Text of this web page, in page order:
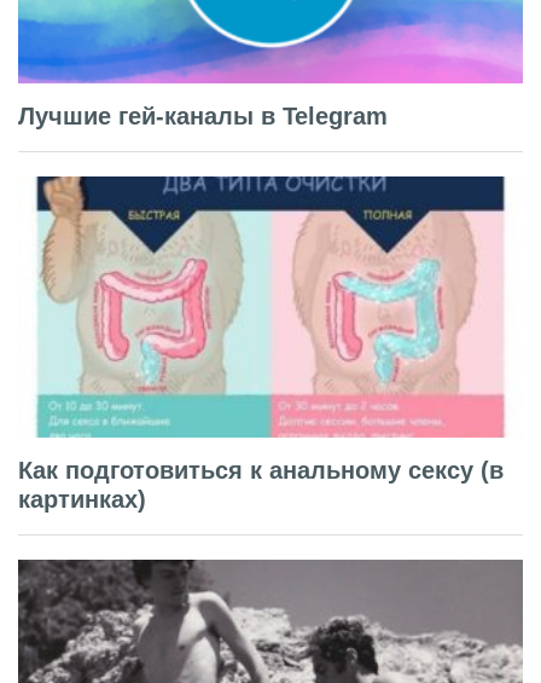
Лучшие гей-каналы в Telegram
Как подготовиться к анальному сексу (в
картинках)